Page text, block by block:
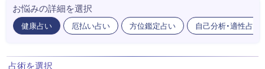
お悩みの詳細を選択
健康占い 厄払い占い 方位鑑定占い 自己分析・適性占い
占術を選択